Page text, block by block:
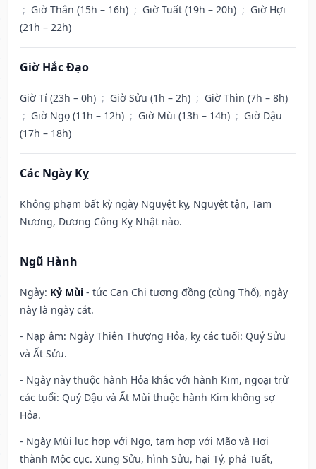
; Giờ Thân (15h – 16h) ; Giờ Tuất (19h – 20h) ; Giờ Hợi
(21h – 22h)
Giờ Hắc Đạo
Giờ Tí (23h – 0h) ; Giờ Sửu (1h – 2h) ; Giờ Thìn (7h – 8h)
; Giờ Ngọ (11h – 12h) ; Giờ Mùi (13h – 14h) ; Giờ Dậu
(17h – 18h)
Các Ngày Kỵ
Không phạm bất kỳ ngày Nguyệt kỵ, Nguyệt tận, Tam
Nương, Dương Công Kỵ Nhật nào.
Ngũ Hành
Ngày: Kỷ Mùi - tức Can Chi tương đồng (cùng Thổ), ngày
này là ngày cát.
- Nạp âm: Ngày Thiên Thượng Hỏa, kỵ các tuổi: Quý Sửu
và Ất Sửu.
- Ngày này thuộc hành Hỏa khắc với hành Kim, ngoại trừ
các tuổi: Quý Dậu và Ất Mùi thuộc hành Kim không sợ
Hỏa.
- Ngày Mùi lục hợp với Ngọ, tam hợp với Mão và Hợi
thành Mộc cục. Xung Sửu, hình Sửu, hại Tý, phá Tuất,